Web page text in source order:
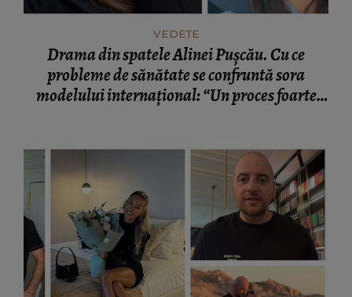
VEDETE
Drama din spatele Alinei Pușcău. Cu ce
probleme de sănătate se confruntă sora
modelului internațional: “Un proces foarte